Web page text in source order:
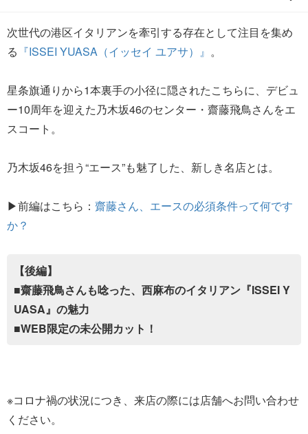
次世代の港区イタリアンを牽引する存在として注目を集め
る 『ISSEI YUASA（イッセイ ユアサ）』 。
星条旗通りから1本裏手の小径に隠されたこちらに、デビュ
ー10周年を迎えた乃木坂46のセンター・齋藤飛鳥さんをエ
スコート。
乃木坂46を担う“エース”も魅了した、新しき名店とは。
▶前編はこちら： 齋藤さん、エースの必須条件って何です
か？
【後編】
■齋藤飛鳥さんも唸った、西麻布のイタリアン『ISSEI Y
UASA』の魅力
■WEB限定の未公開カット！
※コロナ禍の状況につき、来店の際には店舗へお問い合わせ
ください。